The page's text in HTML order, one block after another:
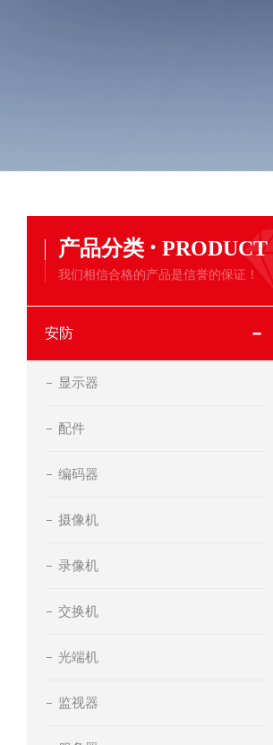
产品分类 · PRODUCT
我们相信合格的产品是信誉的保证！
安防
显示器
配件
编码器
摄像机
录像机
交换机
光端机
监视器